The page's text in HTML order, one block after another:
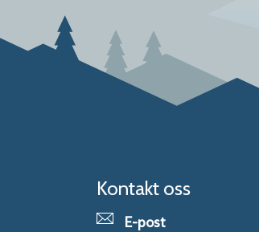
Kontakt oss
E-post